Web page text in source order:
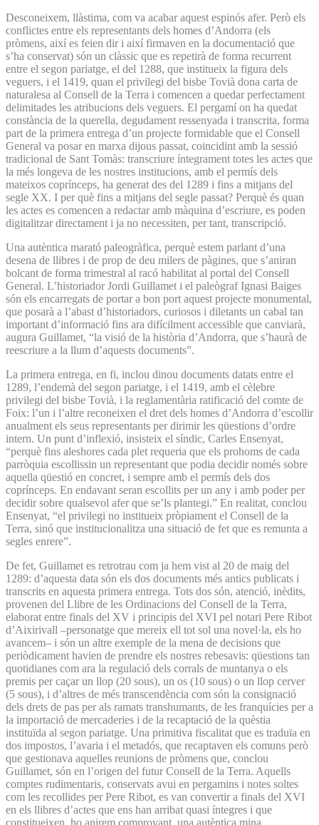
Desconeixem, llàstima, com va acabar aquest espinós afer. Però els
conflictes entre els representants dels homes d’Andorra (els
pròmens, així es feien dir i així firmaven en la documentació que
s’ha conservat) són un clàssic que es repetirà de forma recurrent
entre el segon pariatge, el del 1288, que institueix la figura dels
veguers, i el 1419, quan el privilegi del bisbe Tovià dona carta de
naturalesa al Consell de la Terra i comencen a quedar perfectament
delimitades les atribucions dels veguers. El pergamí on ha quedat
constància de la querella, degudament ressenyada i transcrita, forma
part de la primera entrega d’un projecte formidable que el Consell
General va posar en marxa dijous passat, coincidint amb la sessió
tradicional de Sant Tomàs: transcriure íntegrament totes les actes que
la més longeva de les nostres institucions, amb el permís dels
mateixos coprínceps, ha generat des del 1289 i fins a mitjans del
segle XX. I per què fins a mitjans del segle passat? Perquè és quan
les actes es comencen a redactar amb màquina d’escriure, es poden
digitalitzar directament i ja no necessiten, per tant, transcripció.
Una autèntica marató paleogràfica, perquè estem parlant d’una
desena de llibres i de prop de deu milers de pàgines, que s’aniran
bolcant de forma trimestral al racó habilitat al portal del Consell
General. L’historiador Jordi Guillamet i el paleògraf Ignasi Baiges
són els encarregats de portar a bon port aquest projecte monumental,
que posarà a l’abast d’historiadors, curiosos i diletants un cabal tan
important d’informació fins ara difícilment accessible que canviarà,
augura Guillamet, “la visió de la història d’Andorra, que s’haurà de
reescriure a la llum d’aquests documents”.
La primera entrega, en fi, inclou dinou documents datats entre el
1289, l’endemà del segon pariatge, i el 1419, amb el cèlebre
privilegi del bisbe Tovià, i la reglamentària ratificació del comte de
Foix: l’un i l’altre reconeixen el dret dels homes d’Andorra d’escollir
anualment els seus representants per dirimir les qüestions d’ordre
intern. Un punt d’inflexió, insisteix el síndic, Carles Ensenyat,
“perquè fins aleshores cada plet requeria que els prohoms de cada
parròquia escollissin un representant que podia decidir només sobre
aquella qüestió en concret, i sempre amb el permís dels dos
coprínceps. En endavant seran escollits per un any i amb poder per
decidir sobre qualsevol afer que se’ls plantegi.” En realitat, conclou
Ensenyat, “el privilegi no institueix pròpiament el Consell de la
Terra, sinó que institucionalitza una situació de fet que es remunta a
segles enrere”.
De fet, Guillamet es retrotrau com ja hem vist al 20 de maig del
1289: d’aquesta data són els dos documents més antics publicats i
transcrits en aquesta primera entrega. Tots dos són, atenció, inèdits,
provenen del Llibre de les Ordinacions del Consell de la Terra,
elaborat entre finals del XV i principis del XVI pel notari Pere Ribot
d’Aixirivall –personatge que mereix ell tot sol una novel·la, els ho
avancem– i són un altre exemple de la mena de decisions que
periòdicament havien de prendre els nostres rebesavis: qüestions tan
quotidianes com ara la regulació dels corrals de muntanya o els
premis per caçar un llop (20 sous), un os (10 sous) o un llop cerver
(5 sous), i d’altres de més transcendència com són la consignació
dels drets de pas per als ramats transhumants, de les franquícies per a
la importació de mercaderies i de la recaptació de la quèstia
instituïda al segon pariatge. Una primitiva fiscalitat que es traduïa en
dos impostos, l’avaria i el metadós, que recaptaven els comuns però
que gestionava aquelles reunions de pròmens que, conclou
Guillamet, són en l’origen del futur Consell de la Terra. Aquells
comptes rudimentaris, conservats avui en pergamins i notes soltes
com les recollides per Pere Ribot, es van convertir a finals del XVI
en els llibres d’actes que ens han arribat quasi íntegres i que
constitueixen, ho anirem comprovant, una autèntica mina